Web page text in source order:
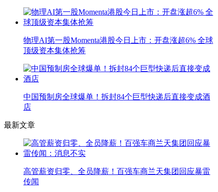
物理AI第一股Momenta港股今日上市：开盘涨超6% 全球
顶级资本集体抢筹
中国预制房全球爆单！拆封84个巨型快递后直接变成酒
店
最新文章
高管薪资归零、全员降薪！百强车商兰天集团回应暴雷
传闻